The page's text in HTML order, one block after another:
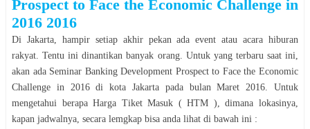
Prospect to Face the Economic Challenge in
2016 2016
Di Jakarta, hampir setiap akhir pekan ada event atau acara hiburan
rakyat. Tentu ini dinantikan banyak orang. Untuk yang terbaru saat ini,
akan ada Seminar Banking Development Prospect to Face the Economic
Challenge in 2016di kotaJakarta pada bulanMaret 2016. Untuk
mengetahui berapa Harga Tiket Masuk ( HTM ), dimana lokasinya,
kapan jadwalnya, secara lemgkap bisa anda lihat di bawah ini :